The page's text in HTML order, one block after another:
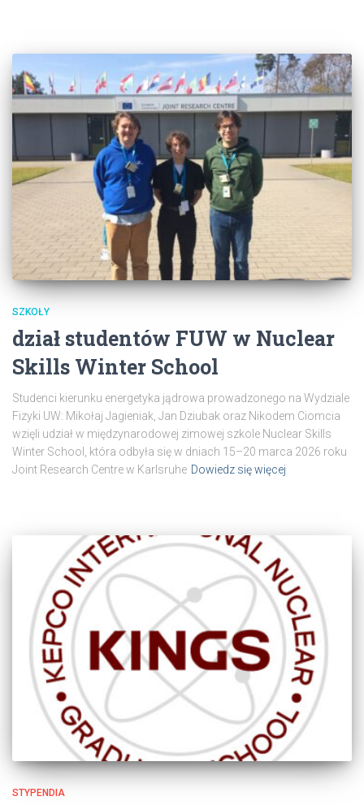
SZKOŁY
dział studentów FUW w Nuclear
Skills Winter School
Studenci kierunku energetyka jądrowa prowadzonego na Wydziale
Fizyki UW: Mikołaj Jagieniak, Jan Dziubak oraz Nikodem Ciomcia
wzięli udział w międzynarodowej zimowej szkole Nuclear Skills
Winter School, która odbyła się w dniach 15–20 marca 2026 roku
Joint Research Centre w Karlsruhe Dowiedz się więcej
STYPENDIA